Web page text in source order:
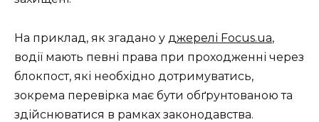
На приклад, як згадано у джерелі Focus.ua,
водії мають певні права при проходженні через
блокпост, які необхідно дотримуватись,
зокрема перевірка має бути обґрунтованою та
здійснюватися в рамках законодавства.